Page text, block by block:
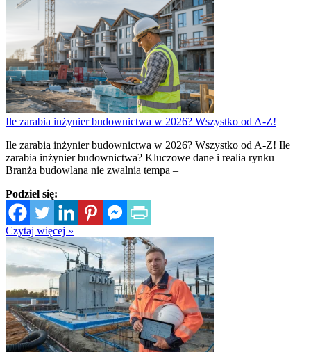
Ile zarabia inżynier budownictwa w 2026? Wszystko od A-Z!
Ile zarabia inżynier budownictwa w 2026? Wszystko od A-Z! Ile
zarabia inżynier budownictwa? Kluczowe dane i realia rynku
Branża budowlana nie zwalnia tempa –
Podziel się:
Czytaj więcej »